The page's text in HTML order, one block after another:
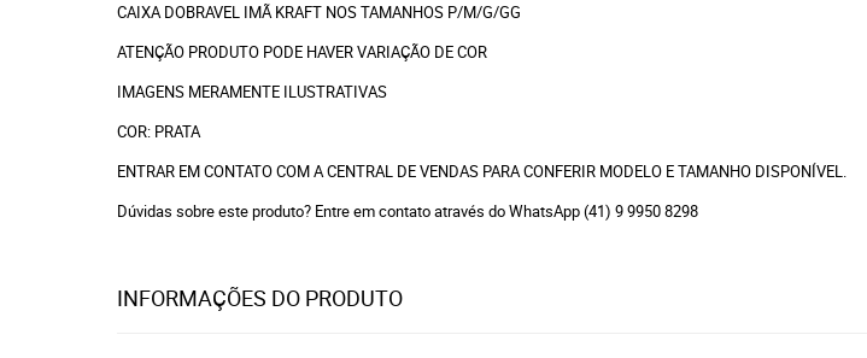
CAIXA DOBRAVEL IMÃ KRAFT NOS TAMANHOS P/M/G/GG
ATENÇÃO PRODUTO PODE HAVER VARIAÇÃO DE COR
IMAGENS MERAMENTE ILUSTRATIVAS
COR: PRATA
ENTRAR EM CONTATO COM A CENTRAL DE VENDAS PARA CONFERIR MODELO E TAMANHO DISPONÍVEL.
Dúvidas sobre este produto? Entre em contato através do WhatsApp (41) 9 9950 8298
INFORMAÇÕES DO PRODUTO